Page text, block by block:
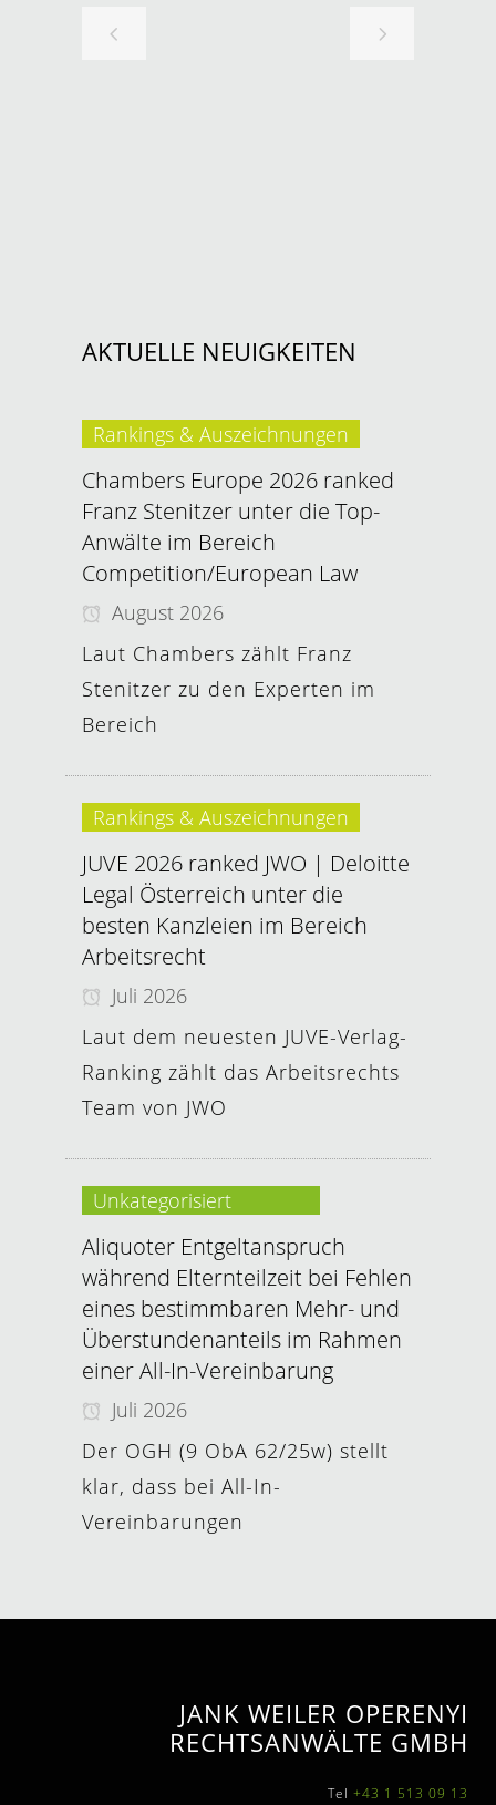
AKTUELLE NEUIGKEITEN
Rankings & Auszeichnungen
Chambers Europe 2026 ranked
Franz Stenitzer unter die Top-
Anwälte im Bereich
Competition/European Law
August 2026
Laut Chambers zählt Franz
Stenitzer zu den Experten im
Bereich
Rankings & Auszeichnungen
JUVE 2026 ranked JWO | Deloitte
Legal Österreich unter die
besten Kanzleien im Bereich
Arbeitsrecht
Juli 2026
Laut dem neuesten JUVE-Verlag-
Ranking zählt das Arbeitsrechts
Team von JWO
Unkategorisiert
Aliquoter Entgeltanspruch
während Elternteilzeit bei Fehlen
eines bestimmbaren Mehr- und
Überstundenanteils im Rahmen
einer All-In-Vereinbarung
Juli 2026
Der OGH (9 ObA 62/25w) stellt
klar, dass bei All-In-
Vereinbarungen
JANK WEILER OPERENYI
RECHTSANWÄLTE GMBH
Tel +43 1 513 09 13